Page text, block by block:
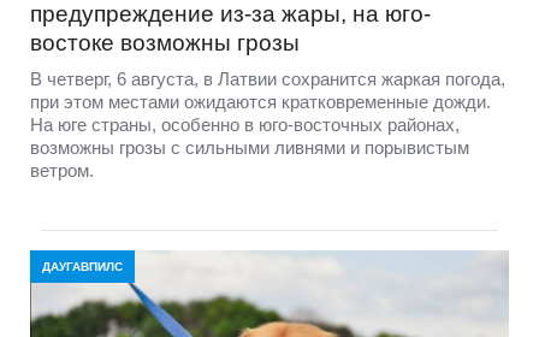
предупреждение из-за жары, на юго-
востоке возможны грозы
В четверг, 6 августа, в Латвии сохранится жаркая погода,
при этом местами ожидаются кратковременные дожди.
На юге страны, особенно в юго-восточных районах,
возможны грозы с сильными ливнями и порывистым
ветром.
ДАУГАВПИЛС